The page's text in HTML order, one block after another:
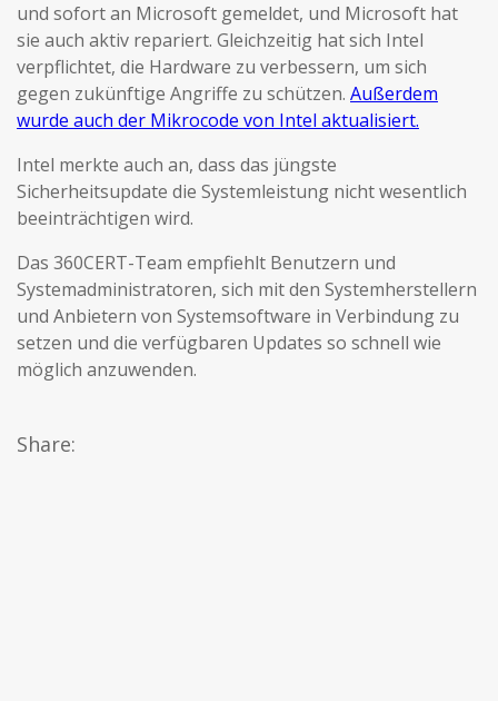
und sofort an Microsoft gemeldet, und Microsoft hat
sie auch aktiv repariert. Gleichzeitig hat sich Intel
verpflichtet, die Hardware zu verbessern, um sich
gegen zukünftige Angriffe zu schützen. Außerdem
wurde auch der Mikrocode von Intel aktualisiert.
Intel merkte auch an, dass das jüngste
Sicherheitsupdate die Systemleistung nicht wesentlich
beeinträchtigen wird.
Das 360CERT-Team empfiehlt Benutzern und
Systemadministratoren, sich mit den Systemherstellern
und Anbietern von Systemsoftware in Verbindung zu
setzen und die verfügbaren Updates so schnell wie
möglich anzuwenden.
Share: